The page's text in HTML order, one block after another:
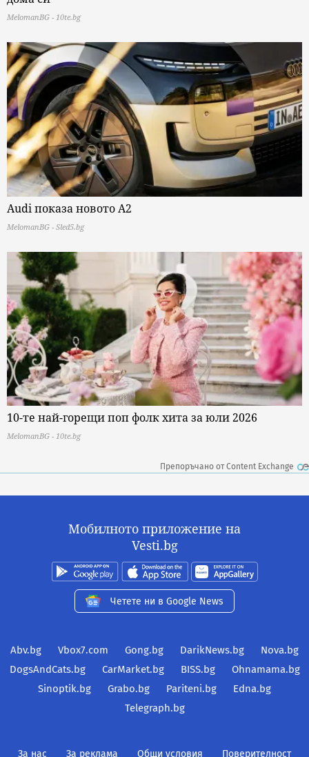
MelomanBG - 10te.bg
Audi показа новото A2
MelomanBG - Sled5.bg
10-те най-горещи поп фолк хита за юли 2026
MelomanBG - 10te.bg
Препоръчано от Content Exchange
Мобилното приложение на
Vesti.bg
Четете ни в Google News
Abv.bg Vbox7.com Gong.bg DarikNews.bg
Nova.bg
DogsAndCats.bg
CarMarket.bg BISS.bg
Ohnamama.bg
Sinoptik.bg
Grabo.bg Pariteni.bg
Edna.bg
Telegraph.bg
За нас За реклама Общи условия Поверителност